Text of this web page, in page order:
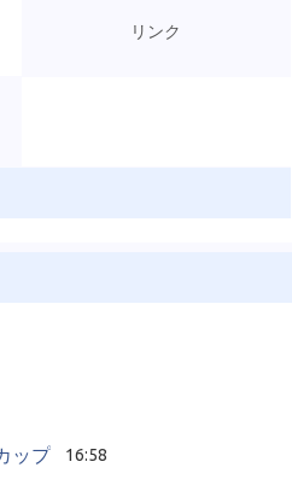
リンク
ップ 16:58